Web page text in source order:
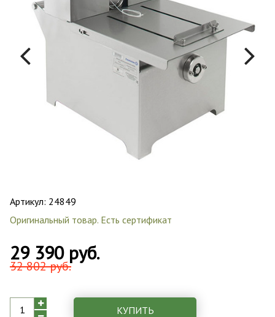
Артикул: 24849
Оригинальный товар. Есть сертификат
29 390 руб.
32 802 руб.
КУПИТЬ